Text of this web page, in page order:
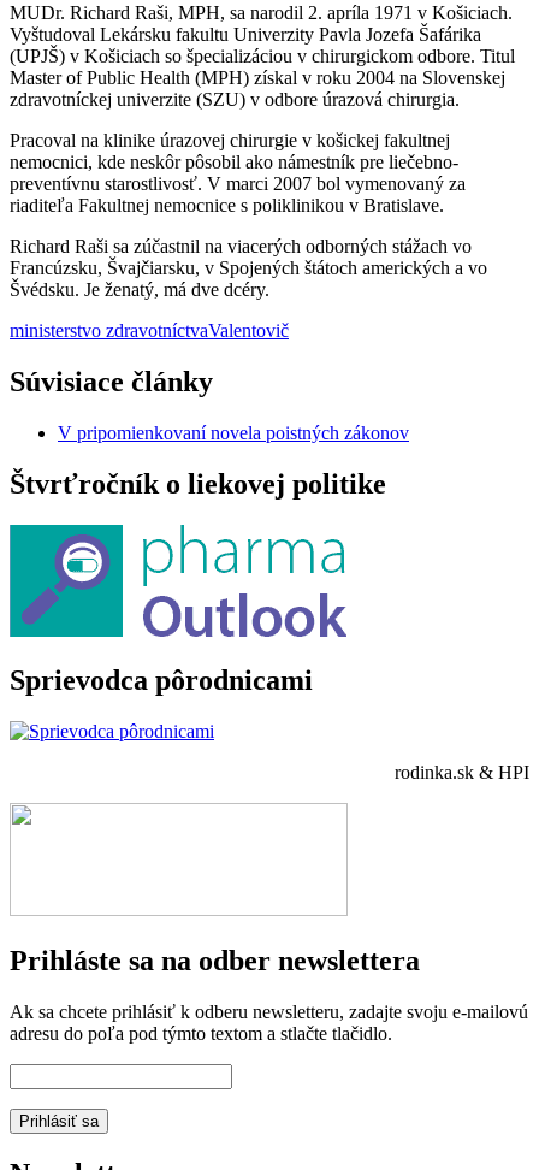
MUDr. Richard Raši, MPH, sa narodil 2. apríla 1971 v Košiciach.
Vyštudoval Lekársku fakultu Univerzity Pavla Jozefa Šafárika
(UPJŠ) v Košiciach so špecializáciou v chirurgickom odbore. Titul
Master of Public Health (MPH) získal v roku 2004 na Slovenskej
zdravotníckej univerzite (SZU) v odbore úrazová chirurgia.
Pracoval na klinike úrazovej chirurgie v košickej fakultnej
nemocnici, kde neskôr pôsobil ako námestník pre liečebno-
preventívnu starostlivosť. V marci 2007 bol vymenovaný za
riaditeľa Fakultnej nemocnice s poliklinikou v Bratislave.
Richard Raši sa zúčastnil na viacerých odborných stážach vo
Francúzsku, Švajčiarsku, v Spojených štátoch amerických a vo
Švédsku. Je ženatý, má dve dcéry.
ministerstvo zdravotníctvaValentovič
Súvisiace články
V pripomienkovaní novela poistných zákonov
Štvrťročník o liekovej politike
Sprievodca pôrodnicami
rodinka.sk & HPI
Prihláste sa na odber newslettera
Ak sa chcete prihlásiť k odberu newsletteru, zadajte svoju e-mailovú
adresu do poľa pod týmto textom a stlačte tlačidlo.